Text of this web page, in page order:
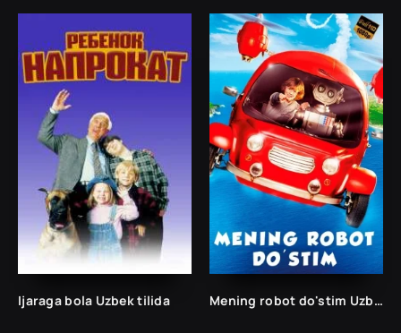
Ijaraga bola Uzbek tilida Mening robot do'stim Uzbek tilida 2016 O'zbekcha tarjima kino HD skachat